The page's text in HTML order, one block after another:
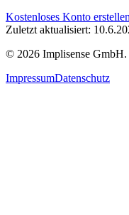
Kostenloses Konto erstellen
Zuletzt aktualisiert:
© 2026 Implisense GmbH.
ImpressumDatenschutz